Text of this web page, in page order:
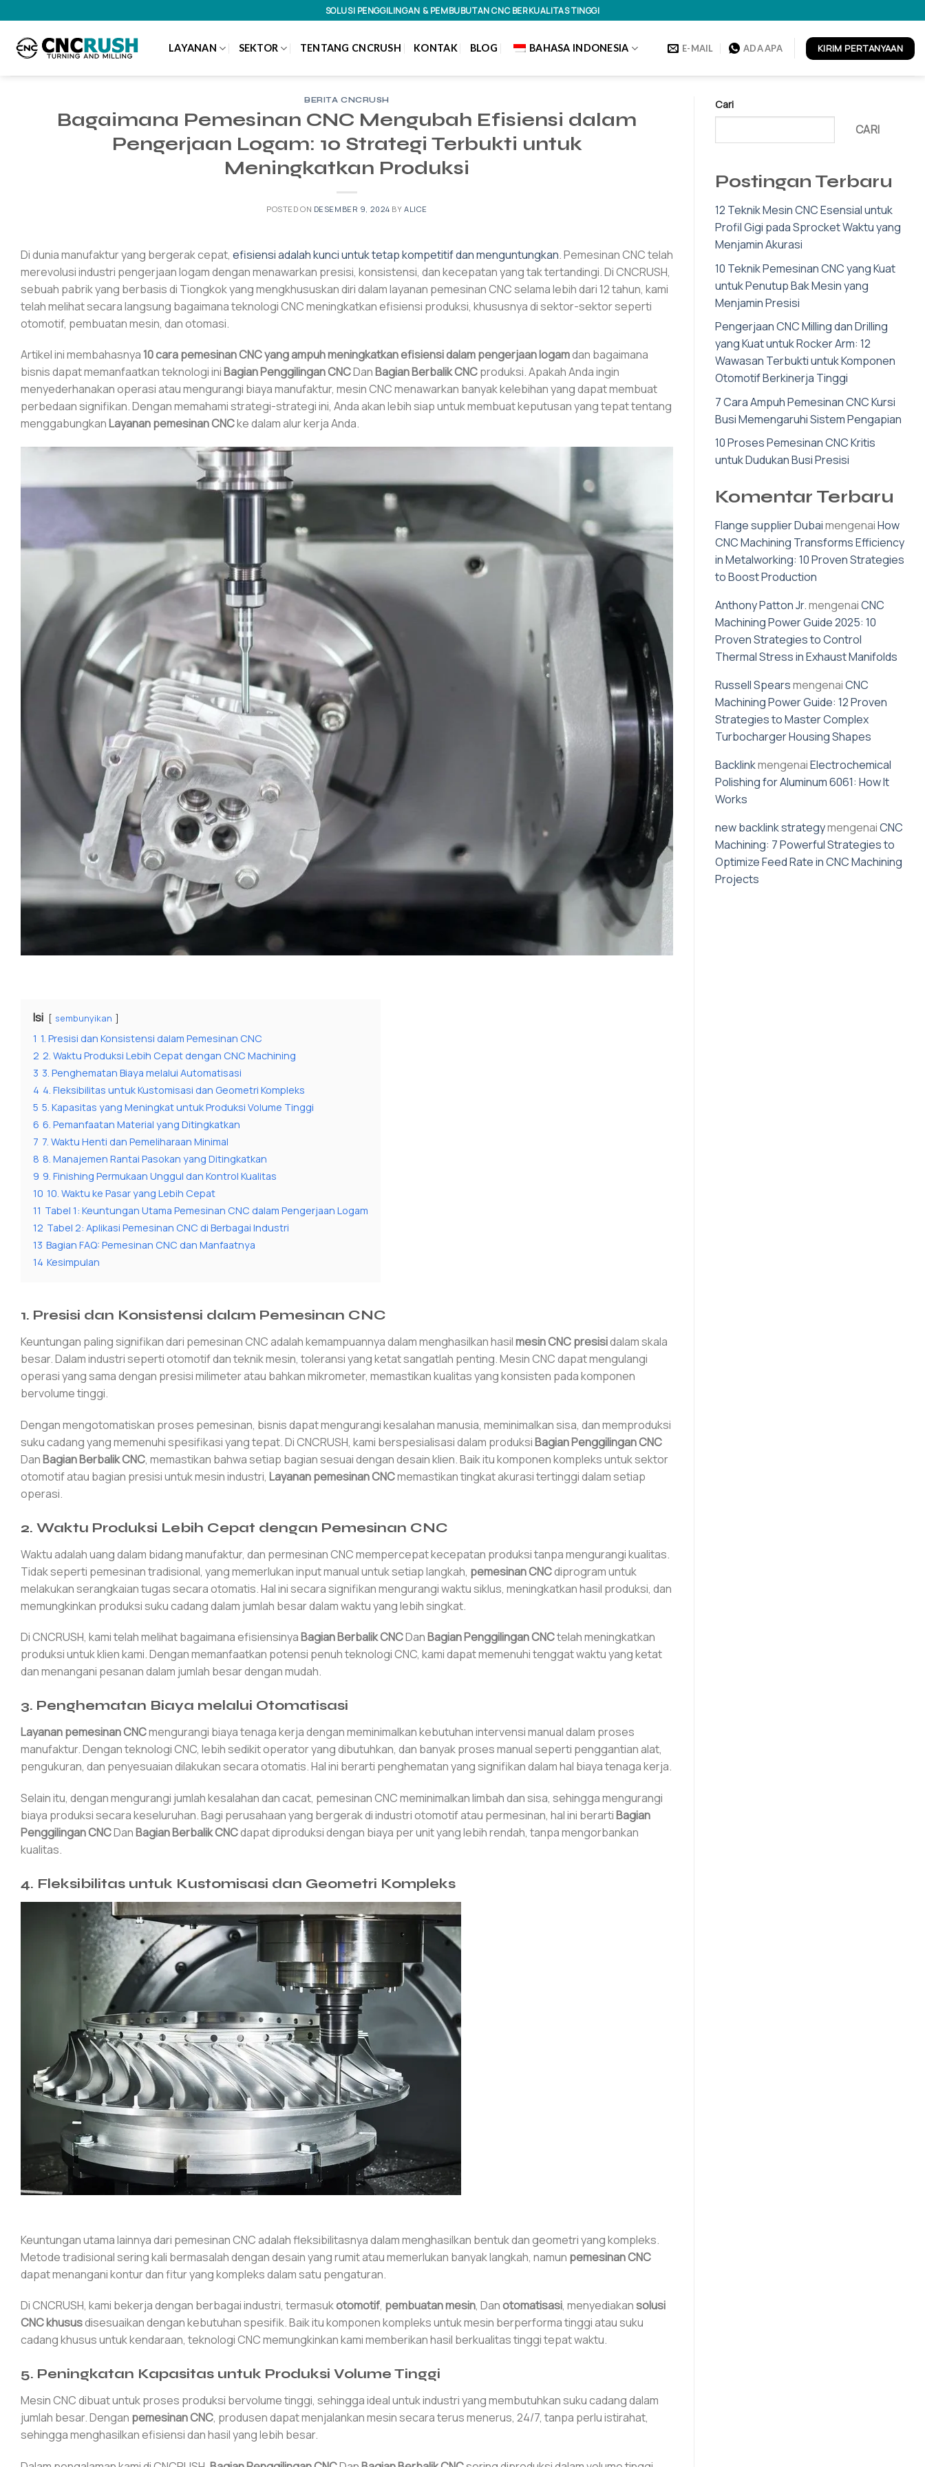
to
content
SOLUSI PENGGILINGAN & PEMBUBUTAN CNC BERKUALITAS TINGGI
LAYANAN SEKTOR TENTANG CNCRUSH KONTAK BLOG BAHASA INDONESIA E-MAIL ADA APA KIRIM PERTANYAAN
BERITA CNCRUSH
Bagaimana Pemesinan CNC Mengubah Efisiensi dalam
Pengerjaan Logam: 10 Strategi Terbukti untuk
Meningkatkan Produksi
POSTED ON DESEMBER 9, 2024 BY ALICE
Di dunia manufaktur yang bergerak cepat, efisiensi adalah kunci untuk tetap kompetitif dan menguntungkan. Pemesinan CNC telah
merevolusi industri pengerjaan logam dengan menawarkan presisi, konsistensi, dan kecepatan yang tak tertandingi. Di CNCRUSH,
sebuah pabrik yang berbasis di Tiongkok yang mengkhususkan diri dalam layanan pemesinan CNC selama lebih dari 12 tahun, kami
telah melihat secara langsung bagaimana teknologi CNC meningkatkan efisiensi produksi, khususnya di sektor-sektor seperti
otomotif, pembuatan mesin, dan otomasi.
Artikel ini membahasnya10 cara pemesinan CNC yang ampuh meningkatkan efisiensi dalam pengerjaan logamdan bagaimana
bisnis dapat memanfaatkan teknologi iniBagian Penggilingan CNCDanBagian Berbalik CNCproduksi. Apakah Anda ingin
menyederhanakan operasi atau mengurangi biaya manufaktur, mesin CNC menawarkan banyak kelebihan yang dapat membuat
perbedaan signifikan. Dengan memahami strategi-strategi ini, Anda akan lebih siap untuk membuat keputusan yang tepat tentang
menggabungkanLayanan pemesinan CNCke dalam alur kerja Anda.
Isi sembunyikan
1 1. Presisi dan Konsistensi dalam Pemesinan CNC
2 2. Waktu Produksi Lebih Cepat dengan CNC Machining
3 3. Penghematan Biaya melalui Automatisasi
4 4. Fleksibilitas untuk Kustomisasi dan Geometri Kompleks
5 5. Kapasitas yang Meningkat untuk Produksi Volume Tinggi
6 6. Pemanfaatan Material yang Ditingkatkan
7 7. Waktu Henti dan Pemeliharaan Minimal
8 8. Manajemen Rantai Pasokan yang Ditingkatkan
9 9. Finishing Permukaan Unggul dan Kontrol Kualitas
10 10. Waktu ke Pasar yang Lebih Cepat
11 Tabel 1: Keuntungan Utama Pemesinan CNC dalam Pengerjaan Logam
12 Tabel 2: Aplikasi Pemesinan CNC di Berbagai Industri
13 Bagian FAQ: Pemesinan CNC dan Manfaatnya
14 Kesimpulan
1. Presisi dan Konsistensi dalam Pemesinan CNC
Keuntungan paling signifikan dari pemesinan CNC adalah kemampuannya dalam menghasilkan hasilmesin CNC presisidalam skala
besar. Dalam industri seperti otomotif dan teknik mesin, toleransi yang ketat sangatlah penting. Mesin CNC dapat mengulangi
operasi yang sama dengan presisi milimeter atau bahkan mikrometer, memastikan kualitas yang konsisten pada komponen
bervolume tinggi.
Dengan mengotomatiskan proses pemesinan, bisnis dapat mengurangi kesalahan manusia, meminimalkan sisa, dan memproduksi
suku cadang yang memenuhi spesifikasi yang tepat. Di CNCRUSH, kami berspesialisasi dalam produksiBagian Penggilingan CNC
DanBagian Berbalik CNC, memastikan bahwa setiap bagian sesuai dengan desain klien. Baik itu komponen kompleks untuk sektor
otomotif atau bagian presisi untuk mesin industri, Layanan pemesinan CNCmemastikan tingkat akurasi tertinggi dalam setiap
operasi.
2. Waktu Produksi Lebih Cepat dengan Pemesinan CNC
Waktu adalah uang dalam bidang manufaktur, dan permesinan CNC mempercepat kecepatan produksi tanpa mengurangi kualitas.
Tidak seperti pemesinan tradisional, yang memerlukan input manual untuk setiap langkah, pemesinan CNCdiprogram untuk
melakukan serangkaian tugas secara otomatis. Hal ini secara signifikan mengurangi waktu siklus, meningkatkan hasil produksi, dan
memungkinkan produksi suku cadang dalam jumlah besar dalam waktu yang lebih singkat.
Di CNCRUSH, kami telah melihat bagaimana efisiensinyaBagian Berbalik CNCDanBagian Penggilingan CNCtelah meningkatkan
produksi untuk klien kami. Dengan memanfaatkan potensi penuh teknologi CNC, kami dapat memenuhi tenggat waktu yang ketat
dan menangani pesanan dalam jumlah besar dengan mudah.
3. Penghematan Biaya melalui Otomatisasi
Layanan pemesinan CNCmengurangi biaya tenaga kerja dengan meminimalkan kebutuhan intervensi manual dalam proses
manufaktur. Dengan teknologi CNC, lebih sedikit operator yang dibutuhkan, dan banyak proses manual seperti penggantian alat,
pengukuran, dan penyesuaian dilakukan secara otomatis. Hal ini berarti penghematan yang signifikan dalam hal biaya tenaga kerja.
Selain itu, dengan mengurangi jumlah kesalahan dan cacat, pemesinan CNC meminimalkan limbah dan sisa, sehingga mengurangi
biaya produksi secara keseluruhan. Bagi perusahaan yang bergerak di industri otomotif atau permesinan, hal ini berartiBagian
Penggilingan CNCDanBagian Berbalik CNCdapat diproduksi dengan biaya per unit yang lebih rendah, tanpa mengorbankan
kualitas.
4. Fleksibilitas untuk Kustomisasi dan Geometri Kompleks
Keuntungan utama lainnya dari pemesinan CNC adalah fleksibilitasnya dalam menghasilkan bentuk dan geometri yang kompleks.
Metode tradisional sering kali bermasalah dengan desain yang rumit atau memerlukan banyak langkah, namun pemesinan CNC
dapat menangani kontur dan fitur yang kompleks dalam satu pengaturan.
Di CNCRUSH, kami bekerja dengan berbagai industri, termasukotomotif, pembuatan mesin, Danotomatisasi, menyediakansolusi
CNC khususdisesuaikan dengan kebutuhan spesifik. Baik itu komponen kompleks untuk mesin berperforma tinggi atau suku
cadang khusus untuk kendaraan, teknologi CNC memungkinkan kami memberikan hasil berkualitas tinggi tepat waktu.
5. Peningkatan Kapasitas untuk Produksi Volume Tinggi
Mesin CNC dibuat untuk proses produksi bervolume tinggi, sehingga ideal untuk industri yang membutuhkan suku cadang dalam
jumlah besar. Dengan pemesinan CNC, produsen dapat menjalankan mesin secara terus menerus, 24/7, tanpa perlu istirahat,
sehingga menghasilkan efisiensi dan hasil yang lebih besar.
Cari
CARI
Postingan Terbaru
12 Teknik Mesin CNC Esensial untuk
Profil Gigi pada Sprocket Waktu yang
Menjamin Akurasi
10 Teknik Pemesinan CNC yang Kuat
untuk Penutup Bak Mesin yang
Menjamin Presisi
Pengerjaan CNC Milling dan Drilling
yang Kuat untuk Rocker Arm: 12
Wawasan Terbukti untuk Komponen
Otomotif Berkinerja Tinggi
7 Cara Ampuh Pemesinan CNC Kursi
Busi Memengaruhi Sistem Pengapian
10 Proses Pemesinan CNC Kritis
untuk Dudukan Busi Presisi
Komentar Terbaru
Flange supplier DubaimengenaiHow
CNC Machining Transforms Efficiency
in Metalworking: 10 Proven Strategies
to Boost Production
Anthony Patton Jr.mengenaiCNC
Machining Power Guide 2025: 10
Proven Strategies to Control
Thermal Stress in Exhaust Manifolds
Russell SpearsmengenaiCNC
Machining Power Guide: 12 Proven
Strategies to Master Complex
Turbocharger Housing Shapes
BacklinkmengenaiElectrochemical
Polishing for Aluminum 6061: How It
Works
new backlink strategymengenaiCNC
Machining: 7 Powerful Strategies to
Optimize Feed Rate in CNC Machining
Projects